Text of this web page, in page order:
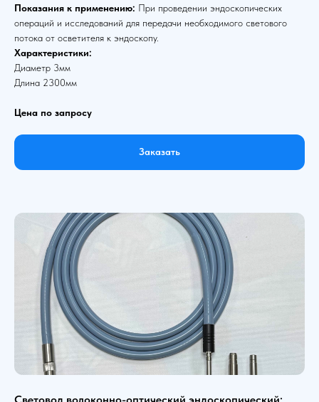
Показания к применению: При проведении эндоскопических
операций и исследований для передачи необходимого светового
потока от осветителя к эндоскопу.
Характеристики:
Диаметр 3мм
Длина 2300мм
Цена по запросу
Заказать
Световод волоконно-оптический эндоскопический: